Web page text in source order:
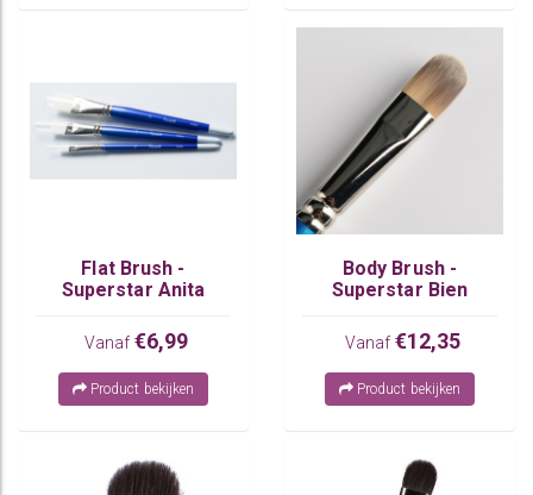
Flat Brush -
Superstar Anita
Vanaf €6,99
Product bekijken
Body Brush -
Superstar Bien
Vanaf €12,35
Product bekijken